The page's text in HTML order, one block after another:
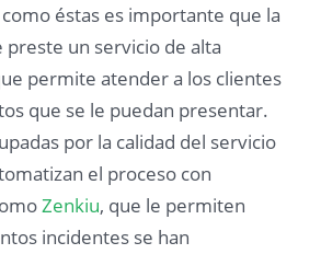
éstas es importante que la
preste un servicio de alta
permite atender a los clientes
que se le puedan presentar.
por la calidad del servicio
el proceso con
Zenkiu, que le permiten
incidentes se han